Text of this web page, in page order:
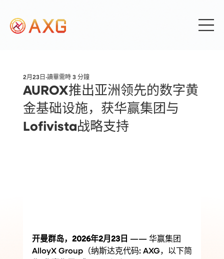
AUROX推出亚洲领先的数字黄
金基础设施，获华赢集团与
Lofivista战略支持
2月23日 讀畢需時 3 分鐘
开曼群岛，2026年2月23日 —— 华赢集团
AlloyX Group（纳斯达克代码: AXG，以下简